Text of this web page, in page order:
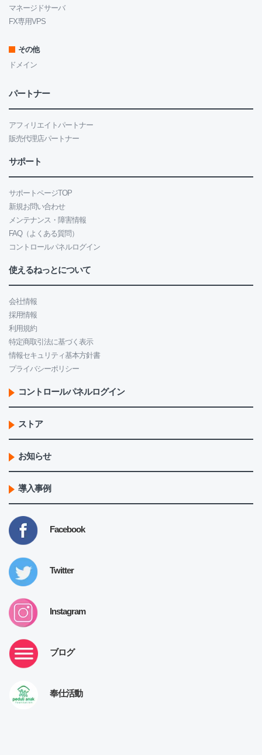
マネージドサーバ
FX専用VPS
その他
ドメイン
パートナー
アフィリエイトパートナー
販売代理店パートナー
サポート
サポートページTOP
新規お問い合わせ
メンテナンス・障害情報
FAQ（よくある質問）
コントロールパネルログイン
使えるねっとについて
会社情報
採用情報
利用規約
特定商取引法に基づく表示
情報セキュリティ基本方針書
プライバシーポリシー
コントロールパネルログイン
ストア
お知らせ
導入事例
Facebook
Twitter
Instagram
ブログ
奉仕活動